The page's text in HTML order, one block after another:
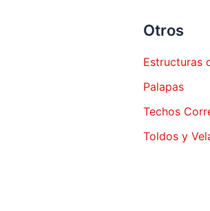
Otros
Estructuras
Palapas
Techos
Toldos y